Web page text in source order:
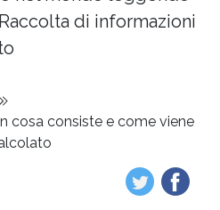
di informazioni
cosa consiste e come viene